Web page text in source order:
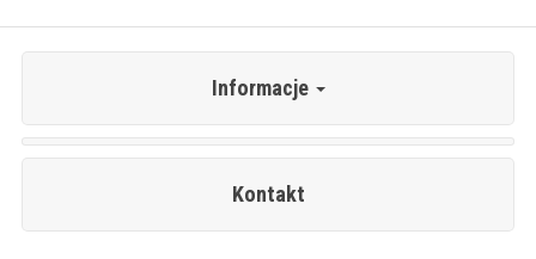
Informacje
Kontakt